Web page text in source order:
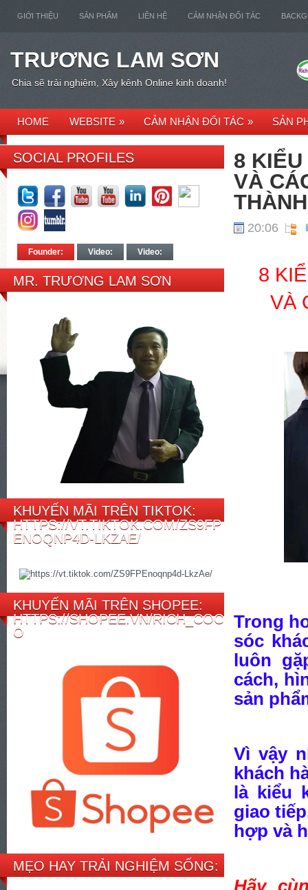
GIỚI THIỆU SẢN PHẨM LIÊN HỆ CẢM NHẬN ĐỐI TÁC
TRƯƠNG LAM SƠN
Chia sẽ trải nghiệm, Xây kênh Online kinh doanh!
HOME WEBSITE » CẢM NHẬN ĐỐI TÁC » SẢN
SOCIAL PROFILES
Founder: Video: Video:
MR. TRƯƠNG LAM SƠN
KHUYẾN MÃI TRÊN TIKTOK:
HTTPS://VT.TIKTOK.COM/ZS9FP
ENOQNP4D-LKZAE/
KHUYẾN MÃI TRÊN SHOPEE:
HTTPS://SHOPEE.VN/RICH_COC
O
MẸO HAY TRẢI NGHIỆM SỐNG:
8
VÀ
20:06
8
VÀ
Trong
sóc
luôn
cách,
sản
Vì vậy
khách
là kiểu
giao
hợp và
Hãy